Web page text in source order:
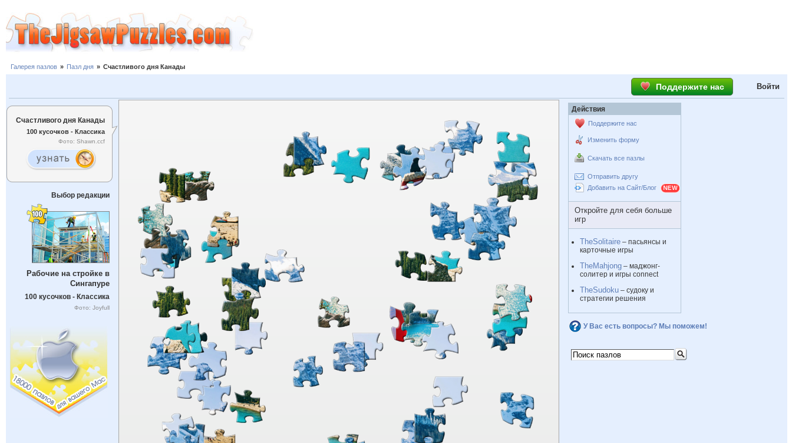
Галерея пазлов » Пазл дня » Счастливого дня Канады
Поддержите нас Войти
Счастливого дня Канады
100 кусочков - Классика
Фото: Shawn.ccf
Выбор редакции
Рабочие на стройке в
Сингапуре
100 кусочков - Классика
Фото: Joyfull
Действия
Поддержите нас
Изменить форму
Скачать все пазлы
Отправить другу
Добавить на Сайт/Блог
Откройте для себя больше
игр
TheSolitaire – пасьянсы и
карточные игры
TheMahjong – маджонг-
солитер и игры connect
TheSudoku – судоку и
стратегии решения
У Вас есть вопросы? Мы поможем!